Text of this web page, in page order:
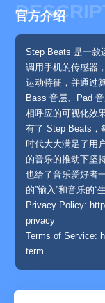
官方介绍
Step Beats 是一款
调用手机的传感器
运动特征，并通过
Bass 音层、Pad
相呼应的可视化效
有了 Step Beats，
时代大大满足了用
的音乐的推动下坚
也给了音乐爱好者
的”输入”和音乐的“生
Privacy Policy:
privacy
Terms of Service:
term